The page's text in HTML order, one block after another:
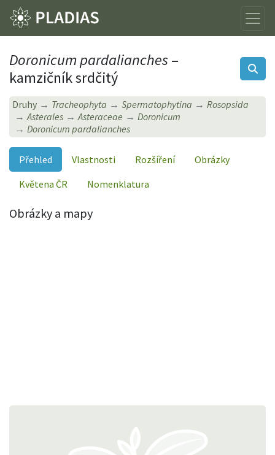
Doronicum pardalianches –
kamzičník srdčitý
Druhy Tracheophyta Spermatophytina
Rosopsida
Asterales
Asteraceae
Doronicum
Doronicum pardalianches
Přehled Vlastnosti Rozšíření
Obrázky
Květena ČR
Nomenklatura
Obrázky a mapy